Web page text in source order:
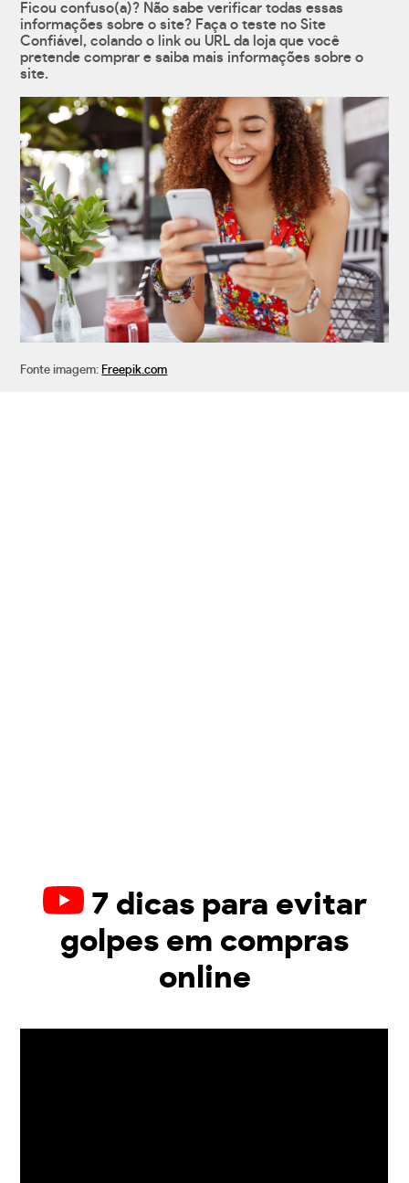
Ficou confuso(a)? Não sabe verificar todas essas
informações sobre o site? Faça o teste no Site
Confiável, colando o link ou URL da loja que você
pretende comprar e saiba mais informações sobre o
site.
Fonte imagem: Freepik.com
7 dicas para evitar
golpes em compras
online